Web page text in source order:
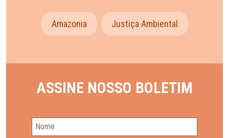
Amazonia Justiça Ambiental
ASSINE NOSSO BOLETIM